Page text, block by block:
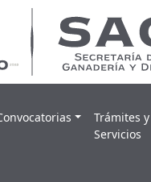
Trámites y
Servicios